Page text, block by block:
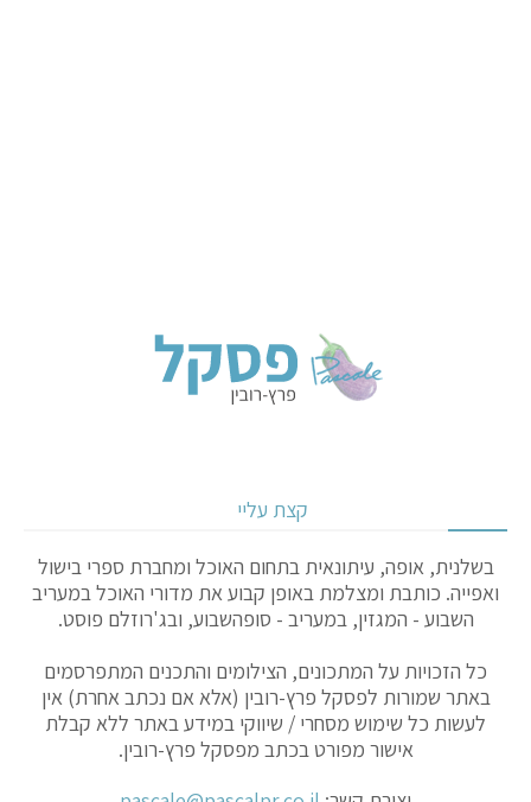
קצת עליי
בשלנית, אופה, עיתונאית בתחום האוכל ומחברת ספרי בישול
ואפייה. כותבת ומצלמת באופן קבוע את מדורי האוכל במעריב
השבוע - המגזין, במעריב - סופהשבוע, ובג'רוזלם פוסט.
כל הזכויות על המתכונים, הצילומים והתכנים המתפרסמים
באתר שמורות לפסקל פרץ-רובין (אלא אם נכתב אחרת) אין
לעשות כל שימוש מסחרי / שיווקי במידע באתר ללא קבלת
אישור מפורט בכתב מפסקל פרץ-רובין.